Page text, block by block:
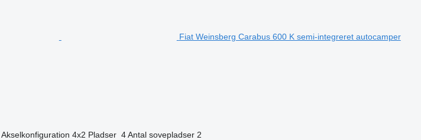
Fiat Weinsberg Carabus 600 K semi-integreret autocamper
Akselkonfiguration 4x2 Pladser 4 Antal sovepladser 2